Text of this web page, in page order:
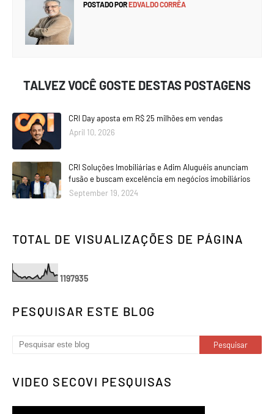
POSTADO POREDVALDO CORRÊA
TALVEZ VOCÊ GOSTE DESTAS POSTAGENS
CRI Day aposta em R$ 25 milhões em vendas
April 10, 2026
CRI Soluções Imobiliárias e Adim Aluguéis anunciam
fusão e buscam excelência em negócios imobiliários
September 19, 2024
TOTAL DE VISUALIZAÇÕES DE PÁGINA
1197935
PESQUISAR ESTE BLOG
VIDEO SECOVI PESQUISAS